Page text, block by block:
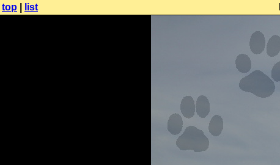
top list